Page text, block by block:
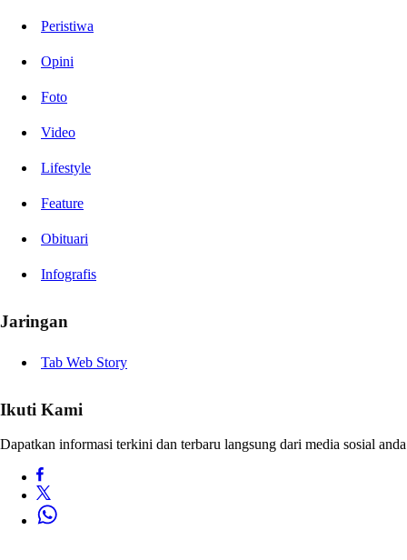
Peristiwa
Opini
Foto
Video
Lifestyle
Feature
Obituari
Infografis
Jaringan
Tab Web Story
Ikuti Kami
Dapatkan informasi terkini dan terbaru langsung dari media sosial anda